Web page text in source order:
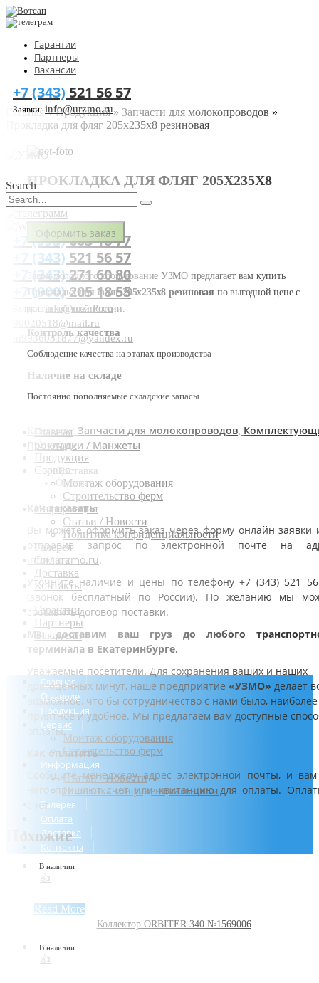
Гарантии
Партнеры
Вакансии
+7 (343) 521 56 57
Заявки:info@urzmo.ru
Search
+7 (993)603 18 77
+7 (343) 521 56 57
+7 (343)271 60 80
+7 (900)205 18 55
Заявки:info@urzmo.ru
90020518@mail.ru
m9936031877@yandex.ru
Главная
О заводе
Продукция
Сервис
Монтаж оборудования
Строительство ферм
Информация
Статьи / Новости
Политика конфиденциальности
Галерея
Оплата
Доставка
Контакты
Гарантии
Партнеры
Вакансии
Главная
О заводе
Продукция
Сервис
Монтаж оборудования
Строительство ферм
Информация
Статьи / Новости
Политика конфиденциальности
Галерея
Оплата
Доставка
Контакты
Главная»Продукция» Запчасти для молокопроводов »
Прокладка для фляг 205х235х8 резиновая
ПРОКЛАДКА ДЛЯ ФЛЯГ 205Х235Х8
РЕЗИНОВАЯ
Оформить заказ
Завод молочного оборудование УЗМО предлагает вам купить
Прокладка для фляг 205х235х8 резиновая по выгодной цене с
доставкой всей России.
Контроль качества
Соблюдение качества на этапах производства
Наличие на складе
Постоянно пополняемые складские запасы
Категории: Запчасти для молокопроводов
Прокладки / Манжеты
Доставка
Оплата
Как заказать
Вы можете оформить заказ через форму онлайн заявки
отправив запрос по электронной почте на
info@urzmo.ru.
Уточните наличие и цены по телефону +7 (343) 521
(звонок бесплатный по России). По желанию мы
составить договор поставки.
Мы доставим ваш груз до любого
терминала в Екатеринбурге.
Уважаемые посетители. Для сохранения ваших и наших
драгоценных минут, наше предприятие «УЗМО» делает
возможное, что бы сотрудничество с нами было, наиболее
приятное и удобное. Мы предлагаем вам доступные
оплаты.
Как оплатить
Сообщите менеджеру адрес электронной почты, и
него пришлют счет или квитанцию для оплаты.
счет.
Похожие
В наличии
👍
Read More
Коллектор ORBITER 340 №1569006
В наличии
👍